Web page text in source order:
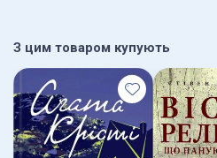
З цим товаром купують